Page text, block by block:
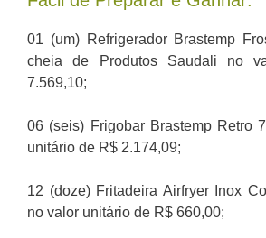
01 (um) Refrigerador Brastemp
cheia de Produtos Saudali no
7.569,10;
06 (seis) Frigobar Brastemp Retro
unitário de R$ 2.174,09;
12 (doze) Fritadeira Airfryer Inox
no valor unitário de R$ 660,00;